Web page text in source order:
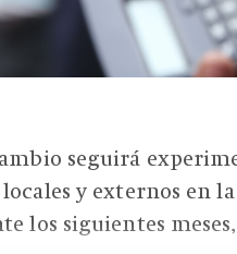
seguirá
y externos en
los siguientes